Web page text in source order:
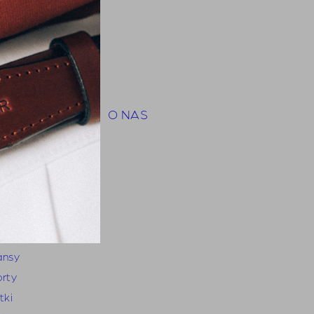
i płaszcze
O NAS